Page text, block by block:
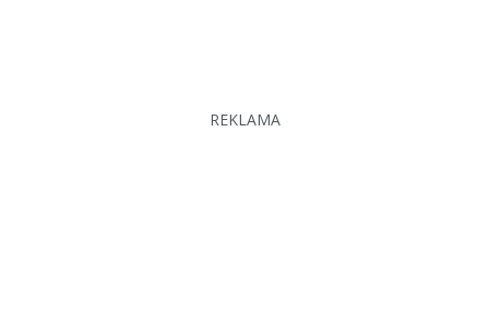
REKLAMA